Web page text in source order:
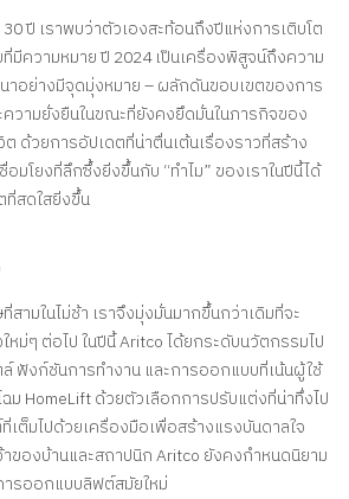
TH
ปี เราพบว่าตัวเองสะท้อนถึงปีแห่งการเติบโต
มีความหมาย ปี 2024 เป็นเครื่องพิสูจน์ถึงความ
าอย่างมีจุดมุ่งหมาย – ผลักดันขอบเขตของการ
วามยั่งยืนในขณะที่ยังคงยึดมั่นในภารกิจของ
ต ด้วยการอัปเดตที่น่าตื่นเต้นเรื่องราวที่สร้าง
อมโยงที่ลึกซึ้งยิ่งขึ้นกับ “ทําไม” ของเราในปีนี้ได้
สดใสยิ่งขึ้น
ามในไม่ช้า เราจึงมุ่งมั่นมากขึ้นกว่าเดิมที่จะ
ม่ๆ ต่อไป ในปีนี้ Aritco ได้ยกระดับนวัตกรรมไป
ฟังก์ชันการทํางาน และการออกแบบที่เน้นผู้ใช้
ม HomeLift ด้วยตัวเลือกการปรับแต่งที่น่าทึ่งไป
เต็มไปด้วยเครื่องมือเพื่อสร้างแรงบันดาลใจ
ของบ้านและสถาปนิก Aritco ยังคงกําหนดนิยาม
ารออกแบบลิฟต์สมัยใหม่